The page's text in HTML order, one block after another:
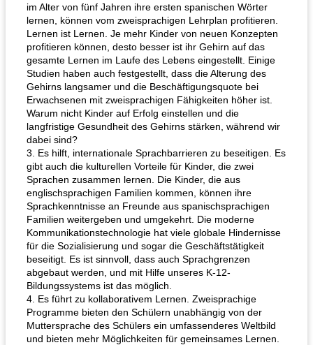
im Alter von fünf Jahren ihre ersten spanischen Wörter
lernen, können vom zweisprachigen Lehrplan profitieren.
Lernen ist Lernen. Je mehr Kinder von neuen Konzepten
profitieren können, desto besser ist ihr Gehirn auf das
gesamte Lernen im Laufe des Lebens eingestellt. Einige
Studien haben auch festgestellt, dass die Alterung des
Gehirns langsamer und die Beschäftigungsquote bei
Erwachsenen mit zweisprachigen Fähigkeiten höher ist.
Warum nicht Kinder auf Erfolg einstellen und die
langfristige Gesundheit des Gehirns stärken, während wir
dabei sind?
3. Es hilft, internationale Sprachbarrieren zu beseitigen. Es
gibt auch die kulturellen Vorteile für Kinder, die zwei
Sprachen zusammen lernen. Die Kinder, die aus
englischsprachigen Familien kommen, können ihre
Sprachkenntnisse an Freunde aus spanischsprachigen
Familien weitergeben und umgekehrt. Die moderne
Kommunikationstechnologie hat viele globale Hindernisse
für die Sozialisierung und sogar die Geschäftstätigkeit
beseitigt. Es ist sinnvoll, dass auch Sprachgrenzen
abgebaut werden, und mit Hilfe unseres K-12-
Bildungssystems ist das möglich.
4. Es führt zu kollaborativem Lernen. Zweisprachige
Programme bieten den Schülern unabhängig von der
Muttersprache des Schülers ein umfassenderes Weltbild
und bieten mehr Möglichkeiten für gemeinsames Lernen.